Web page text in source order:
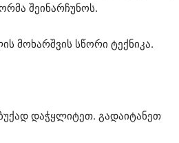
შეინარჩუნოს.
მოხარშვის სწორი ტექნიკა.
დაჭყლიტეთ. გადაიტანეთ